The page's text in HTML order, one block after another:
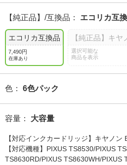
【純正品】/互換品 ： エコリカ互
エコリカ互換品
7,490円
在庫あり
【純正品】キヤ
選択可能な
商品を表示
色 ： 6色パック
容量 ： 大容量
【対応インクカードリッジ】キヤノ
【対応機種】PIXUS TS8530/PIXUS
TS8630RD/PIXUS TS8630WH/PIXUS